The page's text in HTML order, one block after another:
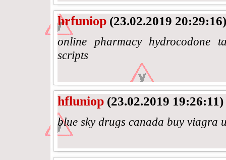
hrfuniop (23.02.2019 20:29:16)
online pharmacy hydrocodone
scripts
hfluniop (23.02.2019 19:26:11)
blue sky drugs canada buy viagra